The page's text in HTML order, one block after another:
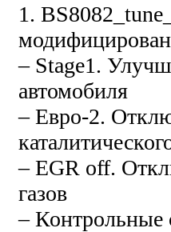
1.
– Stage1.
автомобиля
– Евро-2.
– EGR off.
газов
–